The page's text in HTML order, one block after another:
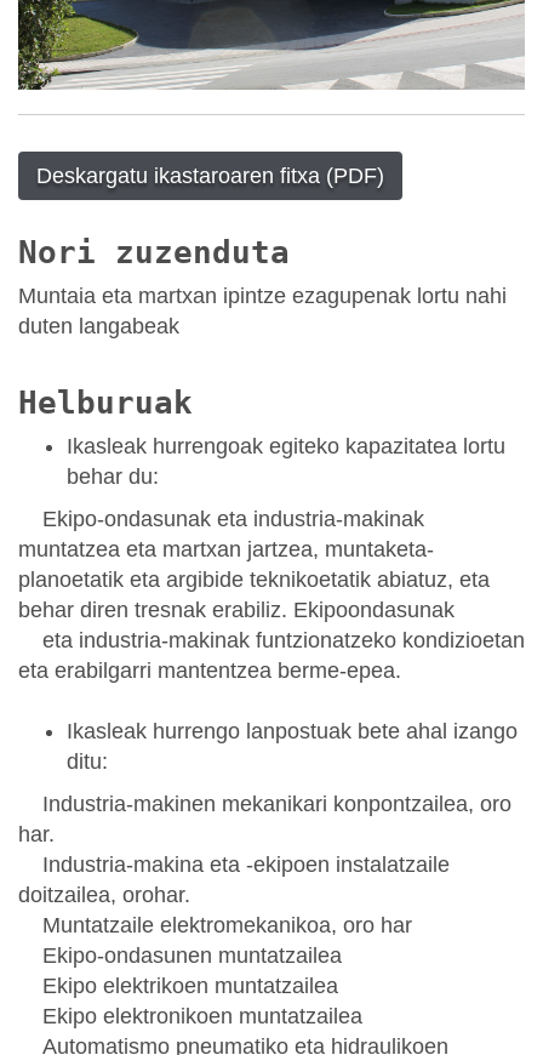
Deskargatu ikastaroaren fitxa (PDF)
Nori zuzenduta
Muntaia eta martxan ipintze ezagupenak lortu nahi
duten langabeak
Helburuak
Ikasleak hurrengoak egiteko kapazitatea lortu
behar du:
Ekipo-ondasunak eta industria-makinak
muntatzea eta martxan jartzea, muntaketa-
planoetatik eta argibide teknikoetatik abiatuz, eta
behar diren tresnak erabiliz. Ekipoondasunak
eta industria-makinak funtzionatzeko kondizioetan
eta erabilgarri mantentzea berme-epea.
Ikasleak hurrengo lanpostuak bete ahal izango
ditu:
Industria-makinen mekanikari konpontzailea, oro
har.
Industria-makina eta -ekipoen instalatzaile
doitzailea, orohar.
Muntatzaile elektromekanikoa, oro har
Ekipo-ondasunen muntatzailea
Ekipo elektrikoen muntatzailea
Ekipo elektronikoen muntatzailea
Automatismo pneumatiko eta hidraulikoen